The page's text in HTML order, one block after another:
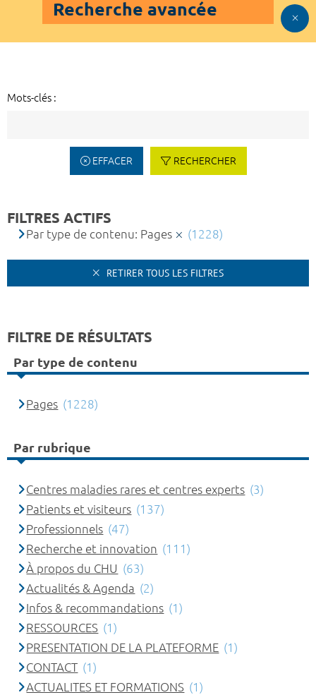
Recherche avancée
Mots-clés :
EFFACER RECHERCHER
FILTRES ACTIFS
Par type de contenu: Pages (1228)
RETIRER TOUS LES FILTRES
FILTRE DE RÉSULTATS
Par type de contenu
Pages (1228)
Par rubrique
Centres maladies rares et centres experts (3)
Patients et visiteurs (137)
Professionnels (47)
Recherche et innovation (111)
À propos du CHU (63)
Actualités & Agenda (2)
Infos & recommandations (1)
RESSOURCES (1)
PRESENTATION DE LA PLATEFORME (1)
CONTACT (1)
ACTUALITES ET FORMATIONS (1)